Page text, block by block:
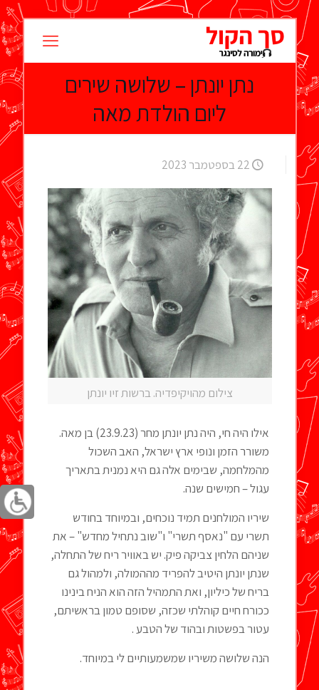
נתן יונתן – שלושה שירים
ליום הולדת מאה
22 בספטמבר 2023
צילום מהויקיפדיה. ברשות זיו יונתן
אילו היה חי, היה נתן יונתן מחר (23.9.23) בן מאה.
משורר הזמן ונופי ארץ ישראל, האב השכול
מהמלחמה, שבימים אלה גם היא נמנית בתאריך
עגול – חמישים שנה.
שיריו המולחנים תמיד נוכחים, ובמיוחד בחודש
תשרי עם "נאסף תשרי" ו"שוב נתחיל מחדש" – את
שניהם הלחין צביקה פיק. יש באוויר ריח של התחלה,
שנתן יונתן היטיב להפריד מההמולה, ולמהול גם
בריח של כיליון, ואת התמהיל הזה הוא הניח בינינו
ככורח חיים קוהלתי שכזה, שסופם טמון בראשיתם,
עטור בפשטות ובהוד של הטבע .
הנה שלושה משיריו שמשמעותיים לי במיוחד.